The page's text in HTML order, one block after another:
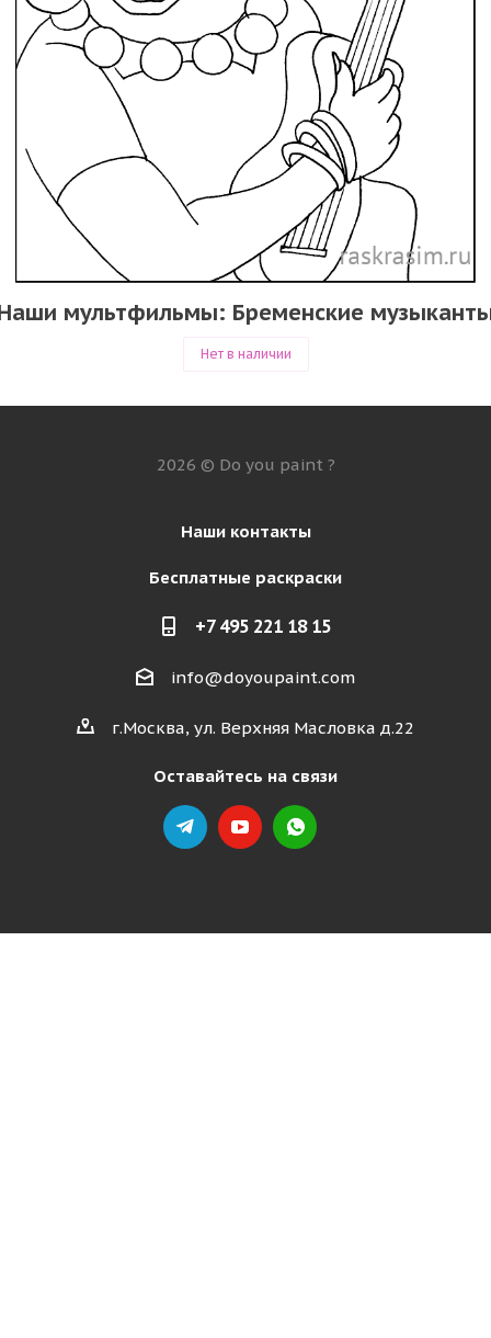
мультфильмы: Бременские
Нет в наличии
2026 © Do you paint ?
Наши контакты
Бесплатные раскраски
+7 495 221 18 15
info@doyoupaint.com
г.Москва, ул. Верхняя Масловка д.22
Оставайтесь на связи